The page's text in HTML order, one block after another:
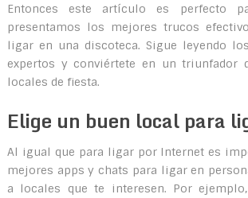
Entonces este artículo es perfecto
presentamos los mejores trucos
ligar en una discoteca. Sigue leyendo
expertos y conviértete en un triunfador
locales de fiesta.
Elige un buen local para
Al igual que para ligar por Internet es
mejores apps y chats para ligar en
a locales que te interesen. Por